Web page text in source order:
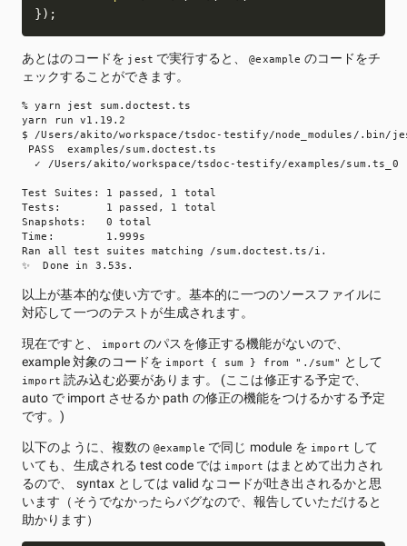
}) ;
あとはのコードを jest で実行すると、@example のコードをチ
ェックすることができます。
% yarn jest sum.doctest.ts
yarn run v1.19.2
$ /Users/akito/workspace/tsdoc-testify/node_modules/.bin/
PASS  examples/sum.doctest.ts
✓ /Users/akito/workspace/tsdoc-testify/examples/sum.ts_0
Test Suites: 1 passed, 1 total
Tests:       1 passed, 1 total
Snapshots:   0 total
Time:        1.999s
Ran all test suites matching /sum.doctest.ts/i.
以上が基本的な使い方です。基本的に一つのソースファイルに
対応して一つのテストが生成されます。
現在ですと、 import のパスを修正する機能がないので、
example 対象のコードを import { sum } from "./sum" として
import 読み込む必要があります。 (ここは修正する予定で、
auto で import させるか path の修正の機能をつけるかする予定
です。)
以下のように、複数の @example で同じ module を import して
いても、生成される test code では import はまとめて出力され
るので、 syntax としては valid なコードが吐き出されるかと思
います（そうでなかったらバグなので、報告していただけると
助かります）